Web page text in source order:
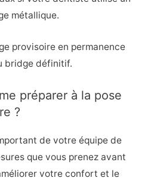
métallique.
provisoire en permanence
bridge définitif.
préparer à la pose
?
de votre équipe de
que vous prenez avant
votre confort et le